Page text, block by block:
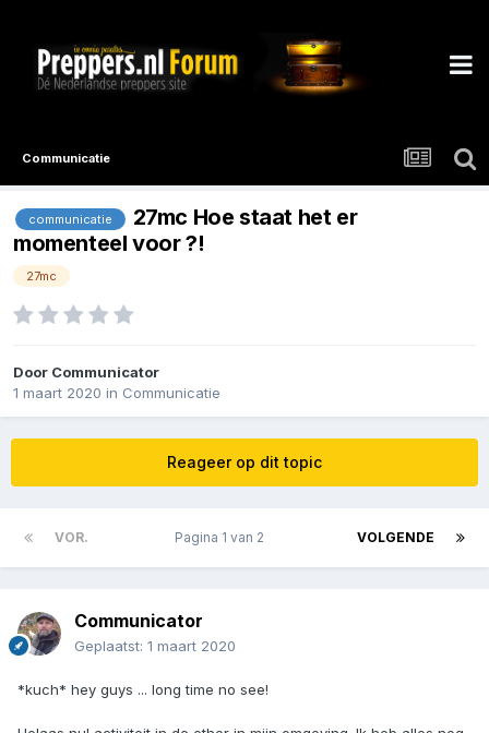
Communicatie
communicatie
27mc Hoe staat het er
momenteel voor ?!
27mc
Door Communicator
1 maart 2020 in Communicatie
Reageer op dit topic
VOR. VOLGENDE
Pagina 1 van 2
Communicator
Geplaatst: 1 maart 2020
*kuch* hey guys ... long time no see!